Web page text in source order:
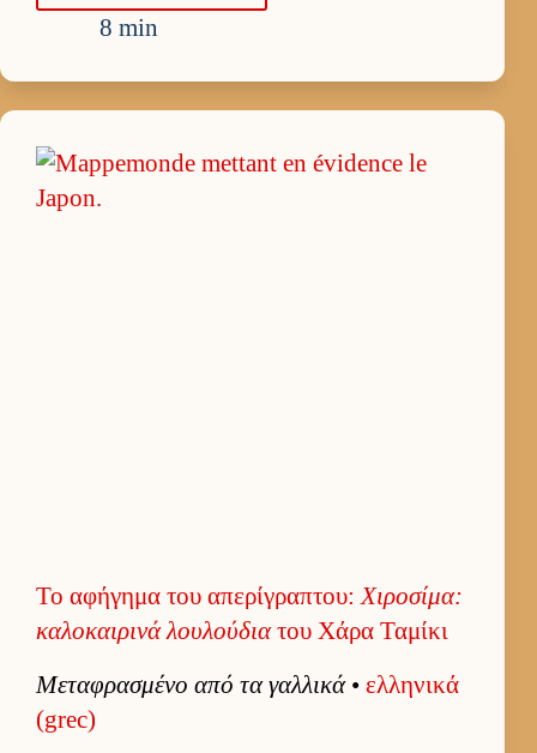
8 min
Το αφήγημα του απερίγραπτου:Χιροσίμα:
καλοκαι­ρινά λου­λού­διατου Χάρα Ταμίκι
Μεταφρασμένο από τα γαλ­λικά• ελ­ληνικά
(grec)